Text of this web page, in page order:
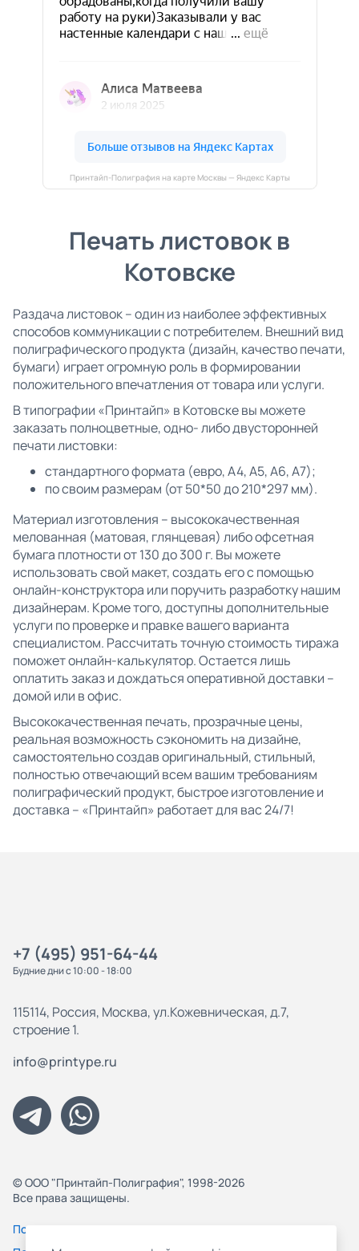
Принтайп-Полиграфия на карте Москвы — Яндекс Карты
Печать листовок в
Котовске
Раздача листовок – один из наиболее эффективных
способов коммуникации с потребителем. Внешний вид
полиграфического продукта (дизайн, качество печати,
бумаги) играет огромную роль в формировании
положительного впечатления от товара или услуги.
В типографии «Принтайп» в Котовске вы можете
заказать полноцветные, одно- либо двусторонней
печати листовки:
стандартного формата (евро, А4, А5, А6, А7);
по своим размерам (от 50*50 до 210*297 мм).
Материал изготовления – высококачественная
мелованная (матовая, глянцевая) либо офсетная
бумага плотности от 130 до 300 г. Вы можете
использовать свой макет, создать его с помощью
онлайн-конструктора или поручить разработку нашим
дизайнерам. Кроме того, доступны дополнительные
услуги по проверке и правке вашего варианта
специалистом. Рассчитать точную стоимость тиража
поможет онлайн-калькулятор. Остается лишь
оплатить заказ и дождаться оперативной доставки –
домой или в офис.
Высококачественная печать, прозрачные цены,
реальная возможность сэкономить на дизайне,
самостоятельно создав оригинальный, стильный,
полностью отвечающий всем вашим требованиям
полиграфический продукт, быстрое изготовление и
доставка – «Принтайп» работает для вас 24/7!
+7 (495) 951-64-44
Будние дни с 10:00 - 18:00
115114, Россия, Москва, ул.Кожевническая, д.7,
строение 1.
info@printype.ru
© ООО "Принтайп-Полиграфия", 1998-2026
Все права защищены.
Политика конфиденциальности